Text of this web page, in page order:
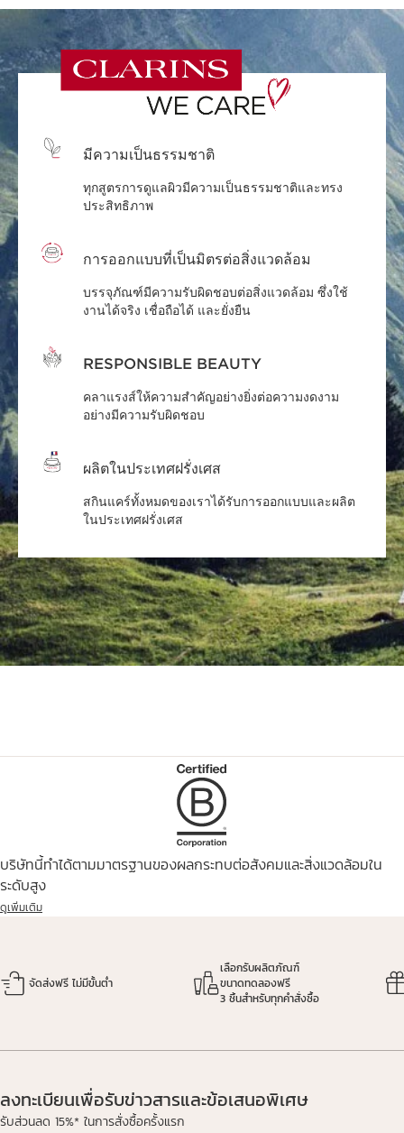
มีความเป็นธรรมชาติ
ทุกสูตรการดูแลผิวมีความเป็นธรรมชาติและทรง
ประสิทธิภาพ
การออกแบบที่เป็นมิตรต่อสิ่งแวดล้อม
บรรจุภัณฑ์มีความรับผิดชอบต่อสิ่งแวดล้อม ซึ่งใช้
งานได้จริง เชื่อถือได้ และยั่งยืน
RESPONSIBLE BEAUTY
คลาแรงส์ให้ความสำคัญอย่างยิ่งต่อความงดงาม
อย่างมีความรับผิดชอบ
ผลิตในประเทศฝรั่งเศส
สกินแคร์ทั้งหมดของเราได้รับการออกแบบและผลิต
ในประเทศฝรั่งเศส
บริษัทนี้ทำได้ตามมาตรฐานของผลกระทบต่อสังคมและสิ่งแวดล้อมใน
ระดับสูง
ดูเพิ่มเติม
จัดส่งฟรี ไม่มีขั้นต่ำ
เลือกรับผลิตภัณฑ์
ขนาดทดลองฟรี
3 ชิ้นสำหรับทุกคำสั่งซื้อ
ลงทะเบียนเพื่อรับข่าวสารและข้อเสนอพิเศษ
รับส่วนลด 15%* ในการสั่งซื้อครั้งแรก